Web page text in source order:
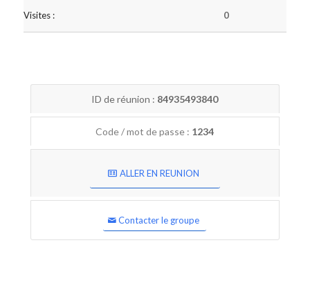
Visites : 0
ID de réunion : 84935493840
Code / mot de passe : 1234
ALLER EN REUNION
Contacter le groupe